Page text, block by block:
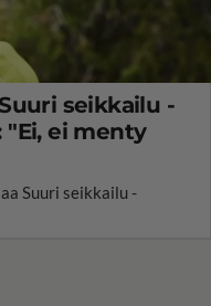
seikkailu -
"Ei, ei menty
Suuri seikkailu -